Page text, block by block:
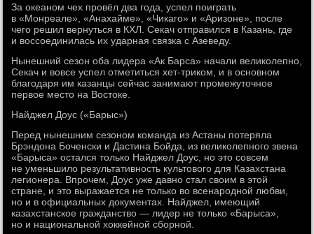
За океаном чех провёл два года, успел поиграть
в «Монреале», «Анахайме», «Чикаго» и «Аризоне», после
чего решил вернуться в КХЛ. Секач отправился в Казань, где
и воссоединилась их ударная связка с Азеведу.
Нынешний сезон оба лидера «Ак Барса» начали великолепно,
Секач и вовсе успел отметиться хет-триком, и в основном
благодаря им казанцы сейчас занимают промежуточное
первое место на Востоке.
Найджел Доус («Барыс»)
Перед нынешним сезоном команда из Астаны потеряла
Брэндона Боченски и Дастина Бойда, из великолепного звена
«Барыса» остался только Найджел Доус, но это совсем
не уменьшило результативность культового для Казахстана
легионера. Впрочем, Доус уже давно стал своим в этой
стране, и это выражается не только во всенародной любви,
но и в официальных документах. Найджел, имеющий
казахстанское гражданство — лидер не только «Барыса»,
но и национальной хоккейной сборной.